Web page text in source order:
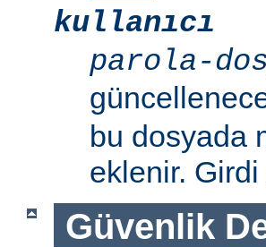
kullanıcı
parola-
bu dosyada
eklenir.
Güvenlik